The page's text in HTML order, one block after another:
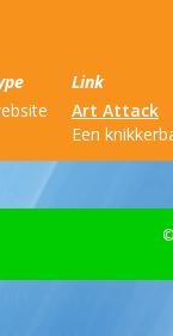
Link
Art Attack
Een